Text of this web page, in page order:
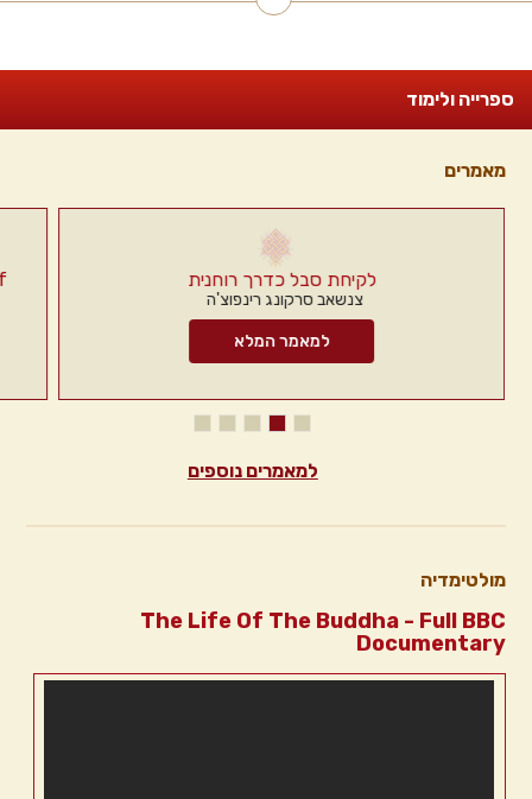
ספרייה ולימוד
מאמרים
לקיחת סבל כדרך רוחנית
צנשאב סרקונג רינפוצ'ה
למאמר המלא
למאמרים נוספים
מולטימדיה
The Life Of The Buddha - Full BBC
Documentary